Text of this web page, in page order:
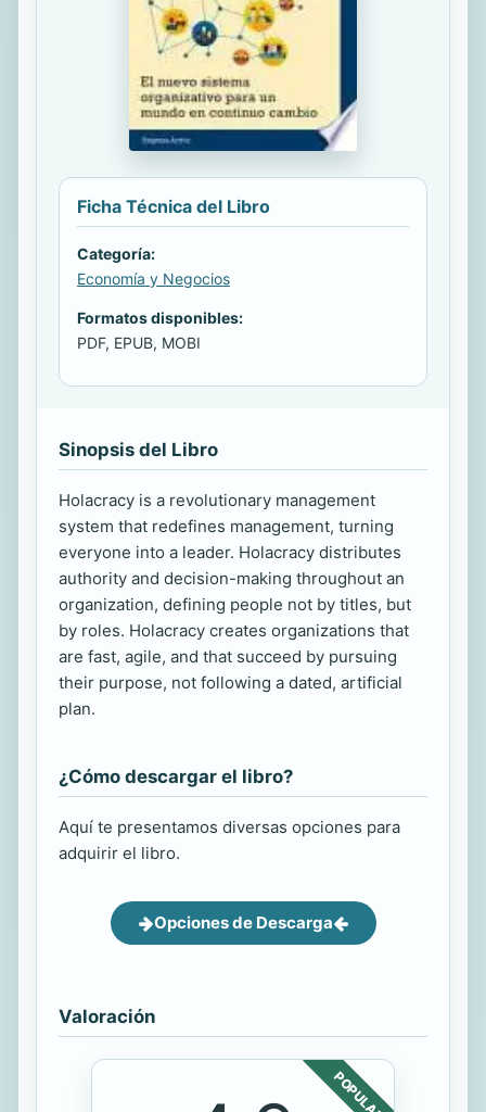
Ficha Técnica del Libro
Categoría:
Economía y Negocios
Formatos disponibles:
PDF, EPUB, MOBI
Sinopsis del Libro
Holacracy is a revolutionary management
system that redefines management, turning
everyone into a leader. Holacracy distributes
authority and decision-making throughout an
organization, defining people not by titles, but
by roles. Holacracy creates organizations that
are fast, agile, and that succeed by pursuing
their purpose, not following a dated, artificial
plan.
¿Cómo descargar el libro?
Aquí te presentamos diversas opciones para
adquirir el libro.
Opciones de Descarga
Valoración
POPULAR